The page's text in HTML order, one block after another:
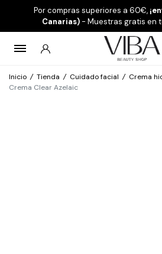
Por compras superiores a 60€,
Canarias)- Muestras gratis en
Inicio / Tienda / Cuidado facial / Crema
Crema Clear Azelaic